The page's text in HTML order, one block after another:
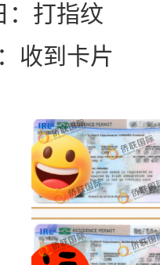
：打指纹
收到卡片